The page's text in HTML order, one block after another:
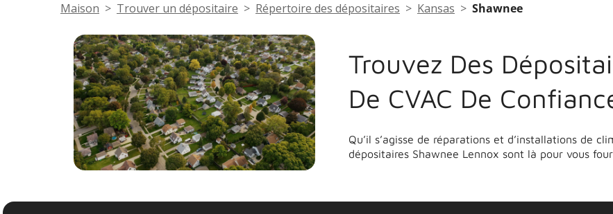
Maison Trouver un dépositaire Répertoire des dépositaires Kansas Shawnee
Trouvez Des
De CVAC De
Qu’il s’agisse de réparations et d’installations de
dépositaires Shawnee Lennox sont là pour vous